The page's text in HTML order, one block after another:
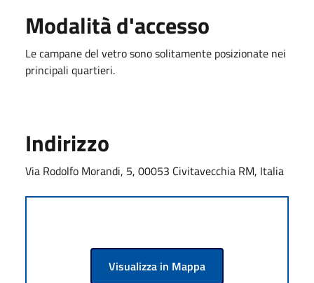
Modalità d'accesso
Le campane del vetro sono solitamente posizionate nei
principali quartieri.
Indirizzo
Via Rodolfo Morandi, 5, 00053 Civitavecchia RM, Italia
Visualizza in Mappa